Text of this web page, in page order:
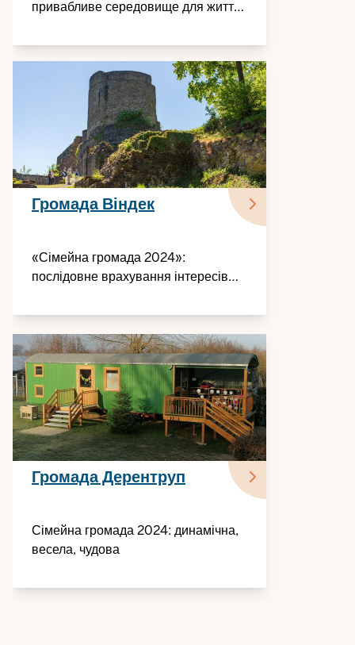
привабливе середовище для життя
Громада Віндек
«Сімейна громада 2024»:
послідовне врахування інтересів
Громада Дерентруп
Сімейна громада 2024: динамічна,
весела, чудова